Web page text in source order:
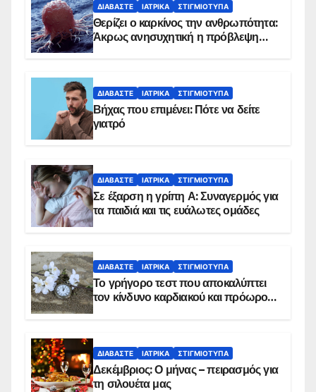
ΔΙΑΒΆΣΤΕ ΙΑΤΡΙΚΆ ΣΤΙΓΜΙΌΤΥΠΑ
Θερίζει ο καρκίνος την ανθρωπότητα:
Άκρως ανησυχητική η πρόβλεψη…
ΔΙΑΒΆΣΤΕ ΙΑΤΡΙΚΆ ΣΤΙΓΜΙΌΤΥΠΑ
Βήχας που επιμένει: Πότε να δείτε
γιατρό
ΔΙΑΒΆΣΤΕ ΙΑΤΡΙΚΆ ΣΤΙΓΜΙΌΤΥΠΑ
Σε έξαρση η γρίπη Α: Συναγερμός για
τα παιδιά και τις ευάλωτες ομάδες
ΔΙΑΒΆΣΤΕ ΙΑΤΡΙΚΆ ΣΤΙΓΜΙΌΤΥΠΑ
Το γρήγορο τεστ που αποκαλύπτει
τον κίνδυνο καρδιακού και πρόωρου
ΔΙΑΒΆΣΤΕ ΙΑΤΡΙΚΆ ΣΤΙΓΜΙΌΤΥΠΑ
Δεκέμβριος: Ο μήνας – πειρασμός για
τη σιλουέτα μας